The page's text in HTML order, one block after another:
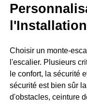
l'Installation
Choisir un monte-
l'escalier. Plusieurs
le confort, la sécurité
sécurité est bien sûr
d'obstacles, ceinture